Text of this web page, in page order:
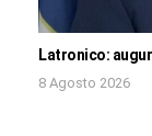
Latronico:
8 Agosto 2026